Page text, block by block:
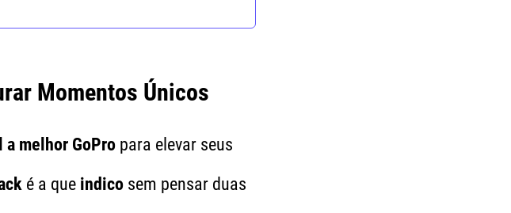
Momentos Únicos
a melhor GoPro para elevar seus
é a que indico sem pensar duas